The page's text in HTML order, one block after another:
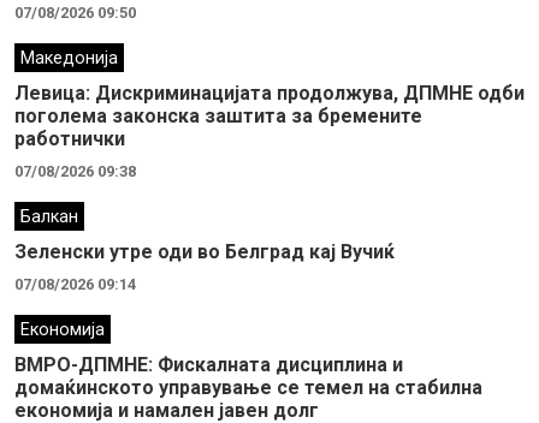
07/08/2026 09:50
Македонија
Левица: Дискриминацијата продолжува, ДПМНЕ одби
поголема законска заштита за бремените
работнички
07/08/2026 09:38
Балкан
Зеленски утре оди во Белград кај Вучиќ
07/08/2026 09:14
Економија
ВМРО-ДПМНЕ: Фискалната дисциплина и
домаќинското управување се темел на стабилна
економија и намален јавен долг